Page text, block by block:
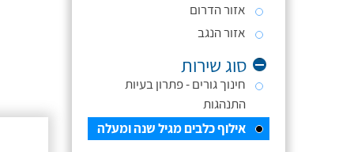
אזור הדרום
אזור הנגב
סוג שירות
חינוך גורים - פתרון בעיות
התנהגות
אילוף כלבים מגיל שנה ומעלה